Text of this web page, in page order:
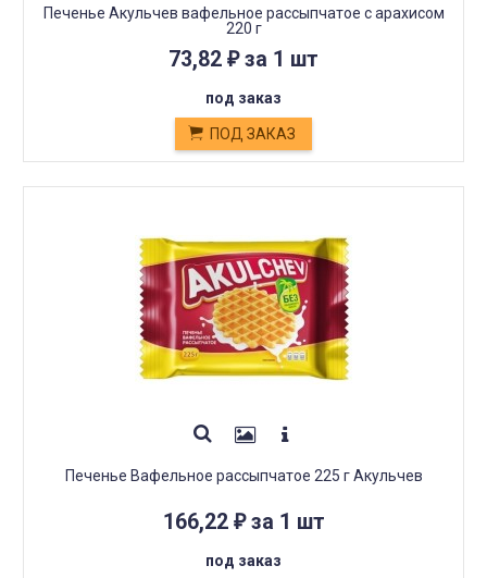
Печенье Акульчев вафельное рассыпчатое с арахисом
220 г
73,82 ₽за 1 шт
под заказ
ПОД ЗАКАЗ
Печенье Вафельное рассыпчатое 225 г Акульчев
166,22 ₽за 1 шт
под заказ